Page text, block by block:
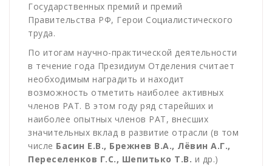
Государственных премий и премий
Правительства РФ, Герои Социалистического
труда.
По итогам научно-практической деятельности
в течение года Президиум Отделения считает
необходимым наградить и находит
возможность отметить наиболее активных
членов РАТ. В этом году ряд старейших и
наиболее опытных членов РАТ, внесших
значительных вклад в развитие отрасли (в том
числе Басин Е.В., Брежнев В.А., Лёвин А.Г.,
Переселенков Г.С., Шепитько Т.В. и др.)